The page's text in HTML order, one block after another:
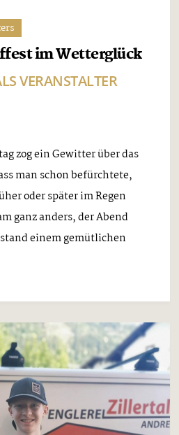
im Wetterglück
VERANSTALTER
zog ein Gewitter über das
man schon befürchtete,
oder später im Regen
ganz anders, der Abend
einem gemütlichen